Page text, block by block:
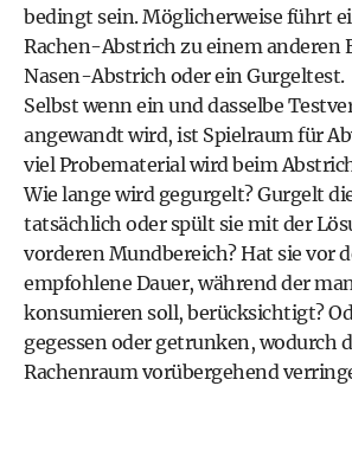
bedingt sein. Möglicherweise führt
Rachen-Abstrich zu einem anderen
Nasen-Abstrich oder ein Gurgeltest.
Selbst wenn ein und dasselbe
angewandt wird, ist Spielraum für
viel Probematerial wird beim
Wie lange wird gegurgelt? Gurgelt
tatsächlich oder spült sie mit der
vorderen Mundbereich? Hat sie vor
empfohlene Dauer, während der
konsumieren soll, berücksichtigt?
gegessen oder getrunken, wodurch
Rachenraum vorübergehend